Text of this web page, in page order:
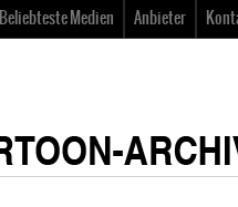
Beliebteste Medien Anbieter